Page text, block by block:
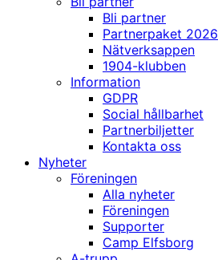
Bli partner
Partnerpaket 2026
Nätverksappen
1904-klubben
Information
GDPR
Social hållbarhet
Partnerbiljetter
Kontakta oss
Nyheter
Föreningen
Alla nyheter
Föreningen
Supporter
Camp Elfsborg